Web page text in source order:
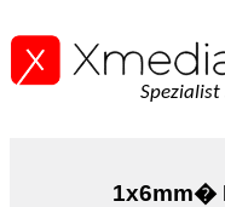
1x6mm�